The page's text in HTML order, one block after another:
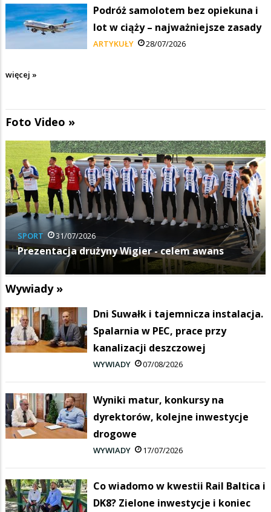
Podróż samolotem bez opiekuna i
lot w ciąży – najważniejsze zasady
ARTYKUŁY 28/07/2026
więcej »
Foto Video »
Z ŻYCIA MIASTA 25/07/2026
Pierwszy dzień Suwalskiego Jarmarku Folkloru i
Smaku
Wywiady »
Dni Suwałk i tajemnicza instalacja.
Spalarnia w PEC, prace przy
kanalizacji deszczowej
WYWIADY 07/08/2026
Wyniki matur, konkursy na
dyrektorów, kolejne inwestycje
drogowe
WYWIADY 17/07/2026
Co wiadomo w kwestii Rail Baltica i
DK8? Zielone inwestycje i koniec